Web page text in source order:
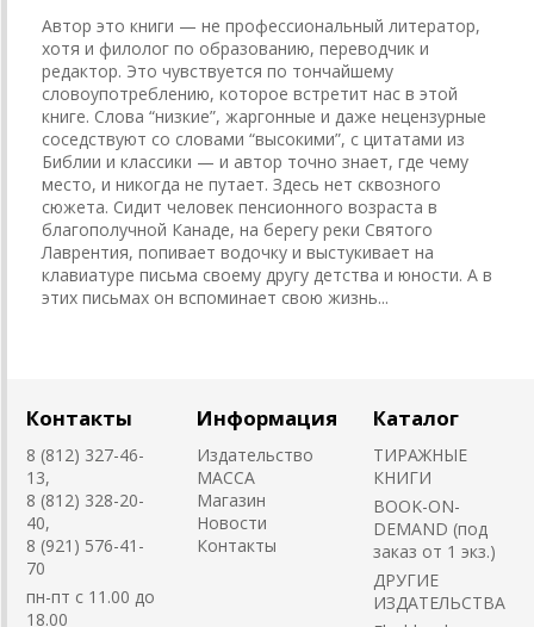
Автор это книги — не профессиональный литератор,
хотя и филолог по образованию, переводчик и
редактор. Это чувствуется по тончайшему
словоупотреблению, которое встретит нас в этой
книге. Слова “низкие”, жаргонные и даже нецензурные
соседствуют со словами “высокими”, с цитатами из
Библии и классики — и автор точно знает, где чему
место, и никогда не путает. Здесь нет сквозного
сюжета. Сидит человек пенсионного возраста в
благополучной Канаде, на берегу реки Святого
Лаврентия, попивает водочку и выстукивает на
клавиатуре письма своему другу детства и юности. А в
этих письмах он вспоминает свою жизнь...
Контакты
8 (812) 327-46-
13,
8 (812) 328-20-
40,
8 (921) 576-41-
70
пн-пт с 11.00 до
18.00
Информация
Издательство
MACCA
Магазин
Новости
Контакты
Каталог
ТИРАЖНЫЕ
КНИГИ
BOOK-ON-
DEMAND (под
заказ от 1 экз.)
ДРУГИЕ
ИЗДАТЕЛЬСТВА